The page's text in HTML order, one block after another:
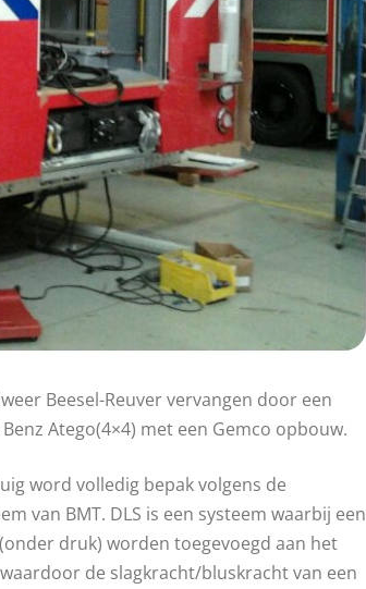
Beesel-Reuver vervangen door een
Atego(4×4) met een Gemco opbouw.
word volledig bepak volgens de
van BMT. DLS is een systeem waarbij een
druk) worden toegevoegd aan het
de slagkracht/bluskracht van een